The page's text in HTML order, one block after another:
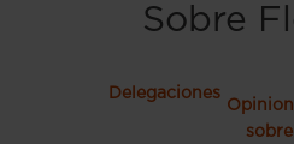
Sobre
Delegaciones
sobre